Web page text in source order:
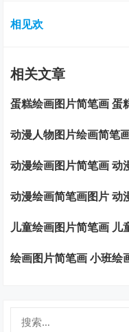
相见欢
相关文章
蛋糕绘画图片简笔画 蛋
动漫人物图片绘画简笔
动漫绘画图片简笔画 动
动漫绘画简笔画图片 动
儿童绘画图片简笔画 儿
绘画图片简笔画 小班绘